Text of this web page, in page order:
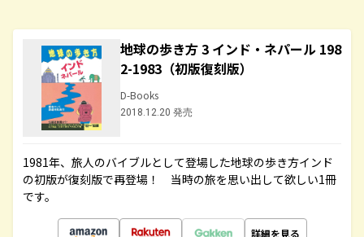
地球の歩き方 3 インド・ネパール 198
2-1983（初版復刻版）
D-Books
2018.12.20 発売
1981年、旅人のバイブルとして登場した地球の歩き方インド
の初版が復刻版で再登場！ 当時の旅を思い出して欲しい1冊
です。
詳細を見る